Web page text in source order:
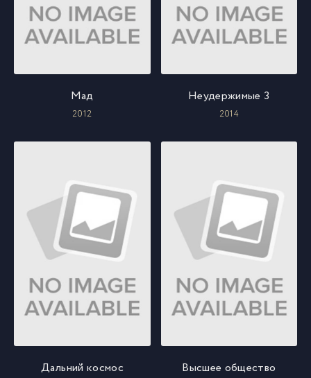
Мад
2012
Неудержимые 3
2014
Дальний космос Высшее общество